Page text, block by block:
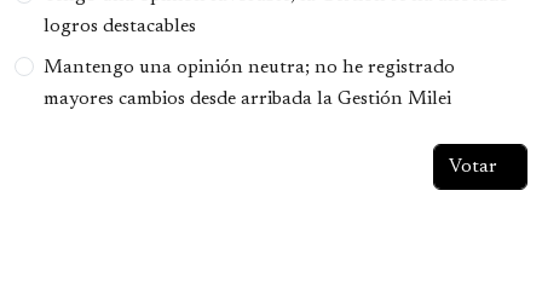
logros destacables
Mantengo una opinión neutra; no he registrado
mayores cambios desde arribada la Gestión Milei